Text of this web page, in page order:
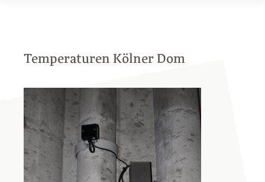
Temperaturen Kölner Dom